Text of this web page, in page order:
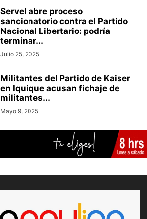
Servel abre proceso
sancionatorio contra el Partido
Nacional Libertario: podría
terminar...
Julio 25, 2025
Militantes del Partido de Kaiser
en Iquique acusan fichaje de
militantes...
Mayo 9, 2025